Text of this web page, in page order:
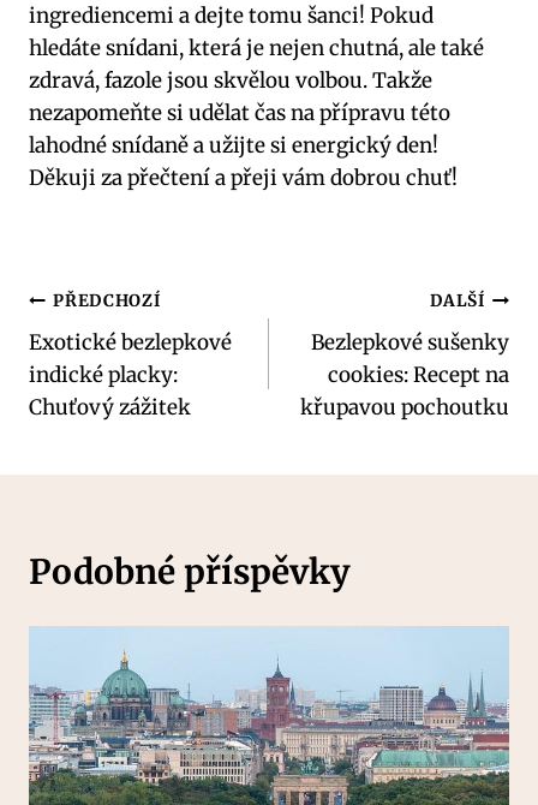
ingrediencemi a dejte tomu šanci! Pokud
hledáte snídani, která je nejen chutná, ale také
zdravá, fazole jsou skvělou volbou. Takže
nezapomeňte si udělat čas na přípravu této
lahodné snídaně a užijte si energický den!
Děkuji za přečtení a přeji vám dobrou chuť!
Navigace
pro
příspěvek
PŘEDCHOZÍ
Exotické bezlepkové
indické placky:
Chuťový zážitek
DALŠÍ
Bezlepkové sušenky
cookies: Recept na
křupavou pochoutku
Podobné příspěvky